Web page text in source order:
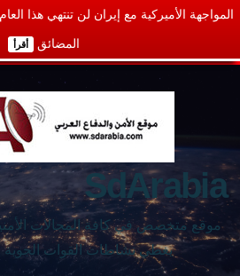
المواجهة الأميركية مع إيران لن تنتهي هذا
المضائق أقرأ
SdArabia
موقع متخصص في كافة المجالات
يغطي نشاطات القوات الجوية